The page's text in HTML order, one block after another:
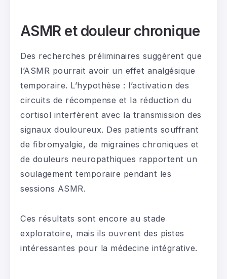
ASMR et douleur chronique
Des recherches préliminaires suggèrent que
l’ASMR pourrait avoir un effet analgésique
temporaire. L’hypothèse : l’activation des
circuits de récompense et la réduction du
cortisol interfèrent avec la transmission des
signaux douloureux. Des patients souffrant
de fibromyalgie, de migraines chroniques et
de douleurs neuropathiques rapportent un
soulagement temporaire pendant les
sessions ASMR.
Ces résultats sont encore au stade
exploratoire, mais ils ouvrent des pistes
intéressantes pour la médecine intégrative.